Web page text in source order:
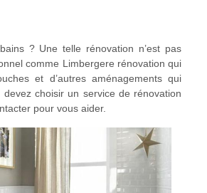
? Une telle rénovation n’est pas
comme Limbergere rénovation qui
et d’autres aménagements qui
choisir un service de rénovation
pour vous aider.